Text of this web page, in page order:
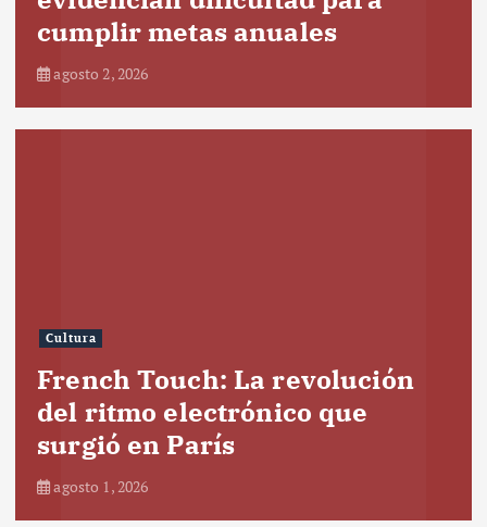
cumplir metas anuales
agosto 2, 2026
Cultura
French Touch: La revolución
del ritmo electrónico que
surgió en París
agosto 1, 2026